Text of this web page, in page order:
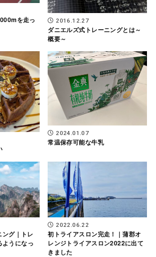
を走っ
2016.12.27
ダニエルズ式トレーニングとは～
概要～
2024.01.07
常温保存可能な牛乳
グ｜トレ
ようになっ
2022.06.22
初トライアスロン完走！｜蒲郡オ
レンジトライアスロン2022に出て
きました